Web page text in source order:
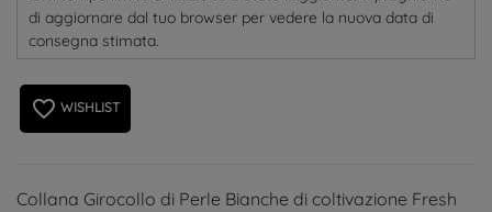
di aggiornare dal tuo browser per vedere la nuova data di
consegna stimata.
favorite_border WISHLIST
Collana Girocollo di Perle Bianche di coltivazione Fresh